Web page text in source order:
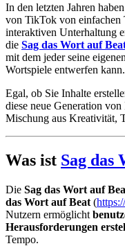
In den letzten Jahren
von TikTok von einfachen
interaktiven Unterhaltung
die Sag das Wort auf
mit dem jeder seine
Wortspiele entwerfen kann.
Egal, ob Sie Inhalte
diese neue Generation
Mischung aus Kreativität,
Was ist Sag das
Die Sag das Wort auf
das Wort auf Beat (
Nutzern ermöglicht
Herausforderungen
Tempo.